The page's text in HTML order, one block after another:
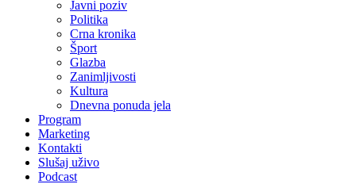
Javni poziv
Politika
Crna kronika
Šport
Glazba
Zanimljivosti
Kultura
Dnevna ponuda jela
Program
Marketing
Kontakti
Slušaj uživo
Podcast